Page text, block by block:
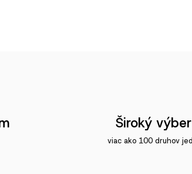
Široký výber
viac ako 100 druhov